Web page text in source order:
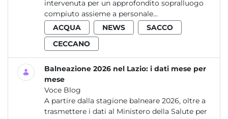
intervenuta per un approfondito sopralluogo
compiuto assieme a personale...
ACQUA
NEWS
SACCO
CECCANO
Balneazione 2026 nel Lazio: i dati mese per
mese
Voce Blog
A partire dalla stagione balneare 2026, oltre a
trasmettere i dati al Ministero della Salute per